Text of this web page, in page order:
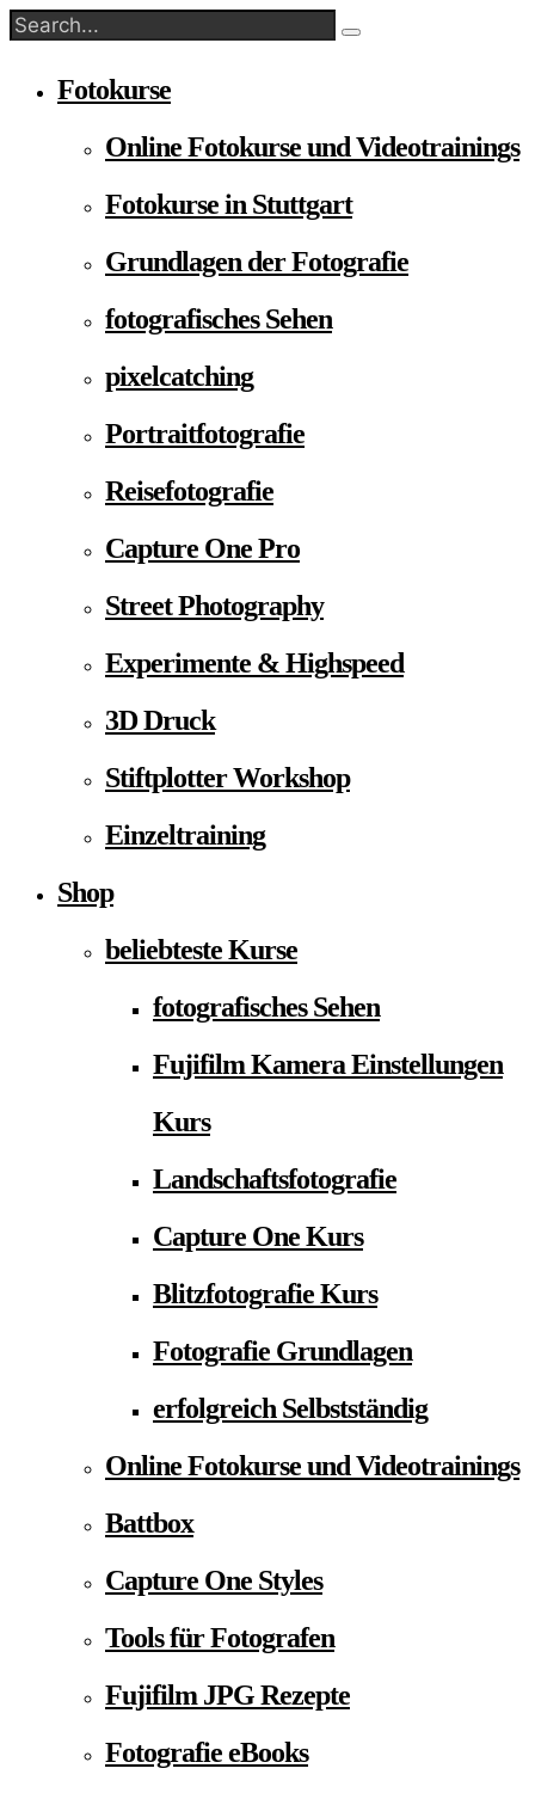
Fotokurse
Online Fotokurse und Videotrainings
Fotokurse in Stuttgart
Grundlagen der Fotografie
fotografisches Sehen
pixelcatching
Portraitfotografie
Reisefotografie
Capture One Pro
Street Photography
Experimente & Highspeed
3D Druck
Stiftplotter Workshop
Einzeltraining
Shop
beliebteste Kurse
fotografisches Sehen
Fujifilm Kamera Einstellungen
Kurs
Landschaftsfotografie
Capture One Kurs
Blitzfotografie Kurs
Fotografie Grundlagen
erfolgreich Selbstständig
Online Fotokurse und Videotrainings
Battbox
Capture One Styles
Tools für Fotografen
Fujifilm JPG Rezepte
Fotografie eBooks